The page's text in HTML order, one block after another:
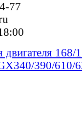
77
двигателя 168/
390/610/